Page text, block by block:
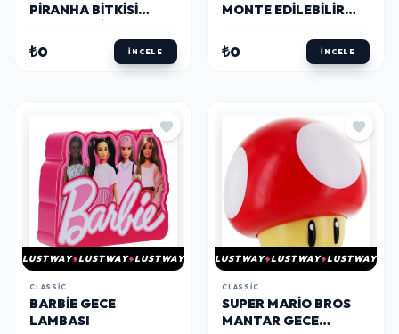
PIRANHA BITKISI
₺0 İNCELE
MONTE EDILEBILIR
₺0 İNCELE
LUSTWAY LUSTWAY LUSTWAY
CLASSIC
BARBIE GECE
LAMBASI
LUSTWAY LUSTWAY LUSTWAY
CLASSIC
SUPER MARIO BROS
MANTAR GECE